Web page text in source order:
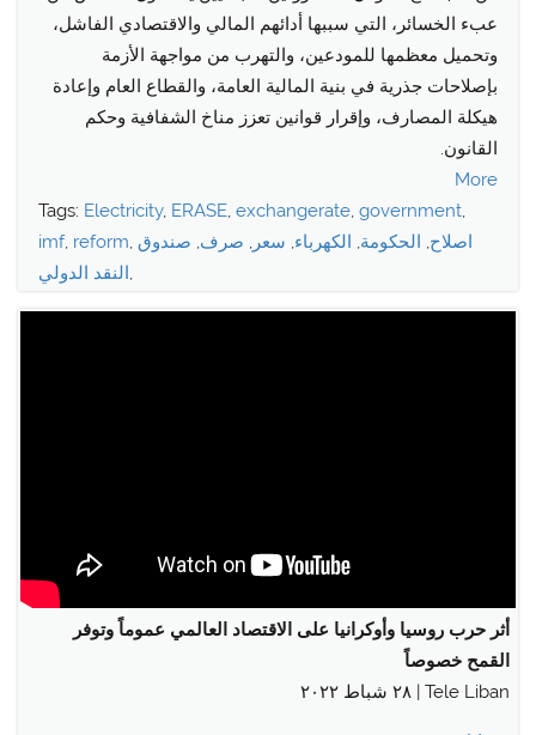
عبء الخسائر، التي سببها أدائهم المالي والاقتصادي الفاشل،
وتحميل معظمها للمودعين، والتهرب من مواجهة الأزمة
بإصلاحات جذرية في بنية المالية العامة، والقطاع العام وإعادة
هيكلة المصارف، وإقرار قوانين تعزز مناخ الشفافية وحكم
القانون.
More
Tags: Electricity, ERASE, exchangerate, government,
imf, reform, اصلاح, الحكومة, الكهرباء, سعر , صرف, صندوق
النقد الدولي,
أثر حرب روسيا وأوكرانيا على الاقتصاد العالمي عموماً وتوفر
القمح خصوصاً
Tele Liban | ٢٨ شباط ٢٠٢٢